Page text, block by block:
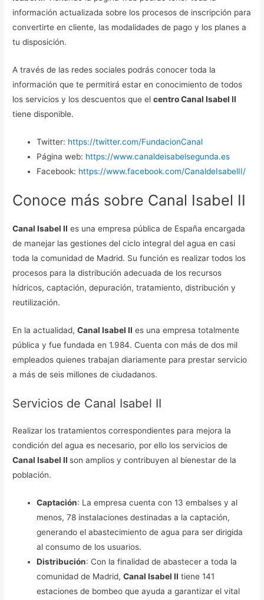
información actualizada sobre los procesos de inscripción para
convertirte en cliente, las modalidades de pago y los planes a
tu disposición.
A través de las redes sociales podrás conocer toda la
información que te permitirá estar en conocimiento de todos
los servicios y los descuentos que elcentro Canal Isabel II
tiene disponible.
Twitter: https://twitter.com/FundacionCanal
Página web: https://www.canaldeisabelsegunda.es
Facebook: https://www.facebook.com/CanaldeIsabelII/
Conoce más sobre Canal Isabel II
Canal Isabel II es una empresa pública de España encargada
de manejar las gestiones del ciclo integral del agua en casi
toda la comunidad de Madrid. Su función es realizar todos los
procesos para la distribución adecuada de los recursos
hídricos, captación, depuración, tratamiento, distribución y
reutilización.
En la actualidad,Canal Isabel II es una empresa totalmente
pública y fue fundada en 1.984. Cuenta con más de dos mil
empleados quienes trabajan diariamente para prestar servicio
a más de seis millones de ciudadanos.
Servicios de Canal Isabel II
Realizar los tratamientos correspondientes para mejora la
condición del agua es necesario, por ello los servicios de
Canal Isabel II son amplios y contribuyen al bienestar de la
población.
Captación: La empresa cuenta con 13 embalses y al
menos, 78 instalaciones destinadas a la captación,
generando el abastecimiento de agua para ser dirigida
al consumo de los usuarios.
Distribución: Con la finalidad de abastecer a toda la
comunidad de Madrid,Canal Isabel II tiene 141
estaciones de bombeo que ayuda a garantizar el vital